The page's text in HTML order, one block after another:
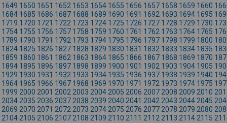
1649 1650 1651 1652 1653 1654 1655 1656 1657 1658 1659 1660
1684 1685 1686 1687 1688 1689 1690 1691 1692 1693 1694 1695
1719 1720 1721 1722 1723 1724 1725 1726 1727 1728 1729 1730
1754 1755 1756 1757 1758 1759 1760 1761 1762 1763 1764 1765
1789 1790 1791 1792 1793 1794 1795 1796 1797 1798 1799 1800
1824 1825 1826 1827 1828 1829 1830 1831 1832 1833 1834 1835
1859 1860 1861 1862 1863 1864 1865 1866 1867 1868 1869 1870
1894 1895 1896 1897 1898 1899 1900 1901 1902 1903 1904 1905
1929 1930 1931 1932 1933 1934 1935 1936 1937 1938 1939 1940
1964 1965 1966 1967 1968 1969 1970 1971 1972 1973 1974 1975
1999 2000 2001 2002 2003 2004 2005 2006 2007 2008 2009 2010
2034 2035 2036 2037 2038 2039 2040 2041 2042 2043 2044 2045
2069 2070 2071 2072 2073 2074 2075 2076 2077 2078 2079 2080
2104 2105 2106 2107 2108 2109 2110 2111 2112 2113 2114 2115